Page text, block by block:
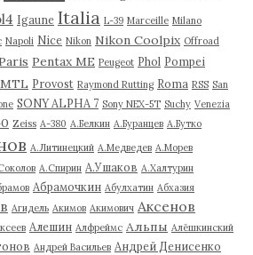
Igaune Italia L-39 Marceille Milano
Napoli Nice Nikon Nikon Coolpix Offroad
Pentax ME Peugeot Phol Pompei
Provost Raymond Rutting Roma RSS San
SONY ALPHA 7 Sony NEX-5T Suchy Venezia
Zeiss А-380 А.Белкин А.Буранцев А.Бутко
А.Литинецкий А.Медведев А.Морев
А.Спирин А.Ушаков А.Халтурин
Абрамочкин Абулхатин Абхазия
Агидель Акимов Акимович Аксенов
Алешин Алфреймс Альпы Алёшкинский
Андрей Васильев Андрей Денисенко